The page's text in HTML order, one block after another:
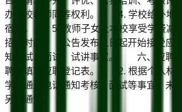
办学校教师同等权利。 4. 学校给外地单
宿舍。 5. 教师子女上本校享受学费
招聘时间 公告发布之日起开始接受应聘
知笔试、面试、试讲事宜。 六、应聘
聘者填写应聘登记表。 2. 根据个人材料
学校通过电话通知考核、面试等事宜。未
另行通知。